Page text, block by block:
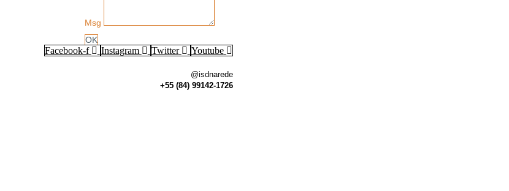
Msg
OK
Facebook-f Instagram Twitter Youtube
@isdnarede
+55 (84) 99142-1726